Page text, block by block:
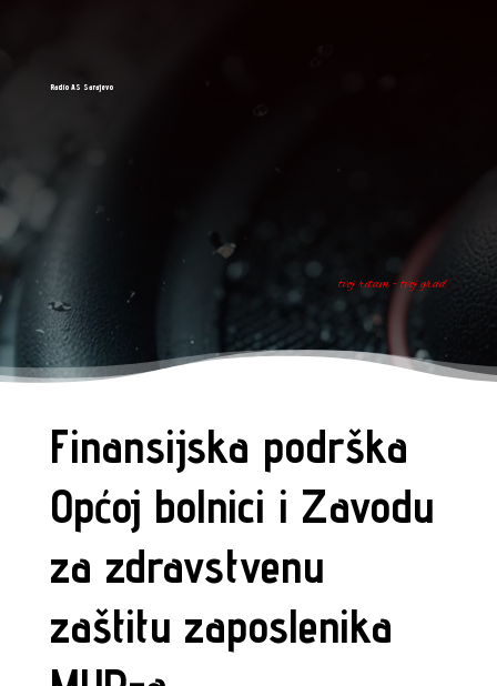
Radio AS Sarajevo
tvoj ritam - tvoj grad
Finansijska podrška
Općoj bolnici i Zavodu
za zdravstvenu
zaštitu zaposlenika